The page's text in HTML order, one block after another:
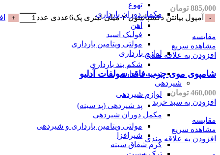
تهوع
مکمل دوران بارداری
آهن
فولیک اسید
مولتی ویتامین بارداری
لوازم بارداری
شکم بند بارداری
تست بارداری
شیردهی
لوازم شیردهی
پد شیردهی (پد سینه)
مکمل دوران شیردهی
مولتی ویتامین بارداری و شیردهی
شیرافزا
کرم شقاق سینه
885,000 تومان
آمپول بپانتن دکسپانتنول ۲ میلی لیتری پک6عددی عدد
مقایسه
مشاهده سریع
افزودن به علاقه مندی
شامپوی موی چرب فاقد سولفات آدلیو
460,000 تومان
افزودن به سبد خرید
مقایسه
مشاهده سریع
افزودن به علاقه مندی